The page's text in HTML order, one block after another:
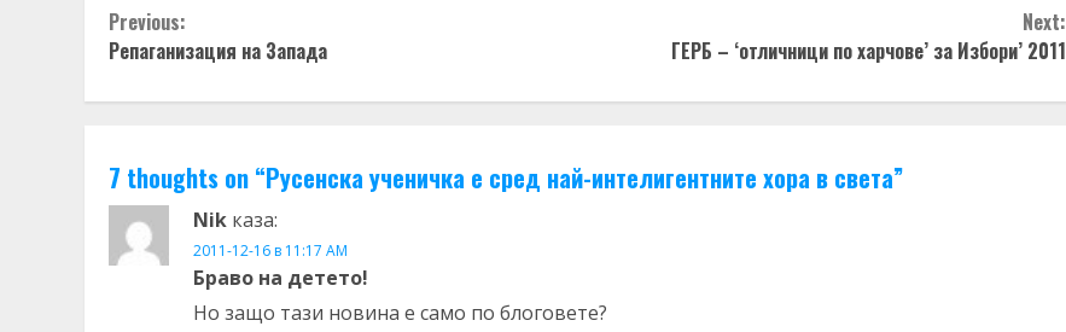
Continue
Reading
Previous:
Репаганизация на Запада
Next:
ГЕРБ – ‘отличници по харчове’ за Избори’ 2011
7 thoughts on “Русенска ученичка е сред най-интелигентните хора в света”
Nik каза:
2011-12-16 в 11:17 AM
Браво на детето!
Но защо тази новина е само по блоговете?